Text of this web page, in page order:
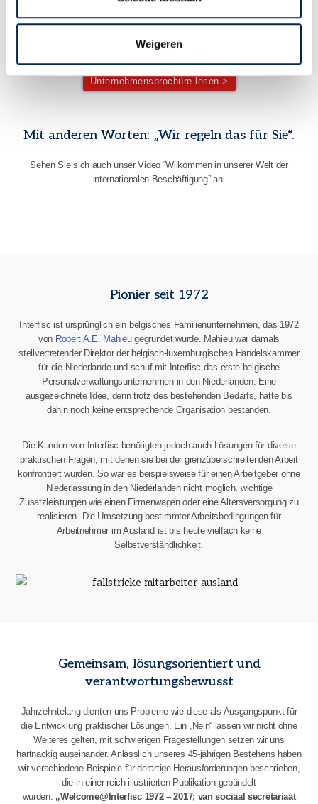
Weigeren
Mit anderen Worten: „Wir regeln das für Sie“.
Sehen Sie sich auch unser Video “Wilkommen in unserer Welt der
internationalen Beschäftigung” an.
PRAXIS
Unternehmensbrochüre lesen >
Pionier seit 1972
Interfisc ist ursprünglich ein belgisches Familienunternehmen, das 1972
von Robert A.E. Mahieugegründet wurde. Mahieu war damals
stellvertretender Direktor der belgisch-luxemburgischen Handelskammer
für die Niederlande und schuf mit Interfisc das erste belgische
Personalverwaltungsunternehmen in den Niederlanden. Eine
ausgezeichnete Idee, denn trotz des bestehenden Bedarfs, hatte bis
dahin noch keine entsprechende Organisation bestanden.
Die Kunden von Interfisc benötigten jedoch auch Lösungen für diverse
praktischen Fragen, mit denen sie bei der grenzüberschreitenden Arbeit
konfrontiert wurden. So war es beispielsweise für einen Arbeitgeber ohne
Niederlassung in den Niederlanden nicht möglich, wichtige
Zusatzleistungen wie einen Firmenwagen oder eine Altersversorgung zu
realisieren. Die Umsetzung bestimmter Arbeitsbedingungen für
Arbeitnehmer im Ausland ist bis heute vielfach keine
Selbstverständlichkeit.
Gemeinsam, lösungsorientiert und
verantwortungsbewusst
Jahrzehntelang dienten uns Probleme wie diese als Ausgangspunkt für
die Entwicklung praktischer Lösungen. Ein „Nein“ lassen wir nicht ohne
Weiteres gelten, mit schwierigen Fragestellungen setzen wir uns
hartnäckig auseinander. Anlässlich unseres 45-jährigen Bestehens haben
wir verschiedene Beispiele für derartige Herausforderungen beschrieben,
die in einer reich illustrierten Publikation gebündelt
wurden: „Welcome@Interfisc 1972 – 2017; van sociaal secretariaat